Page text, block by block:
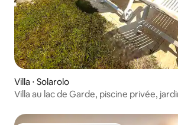
Villa ⋅ Solarolo
Villa au lac de Garde, piscine privée,